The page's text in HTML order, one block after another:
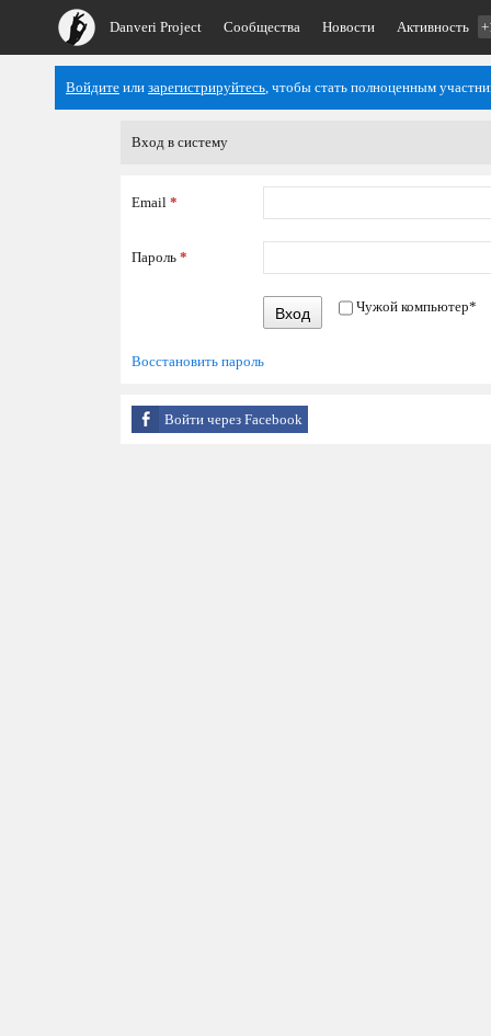
Danveri Project Сообщества Новости Активность
Войдите или зарегистрируйтесь, чтобы стать полноценным
Вход в систему
Email *
Пароль *
Вход Чужой компьютер*
Восстановить пароль
Войти через Facebook